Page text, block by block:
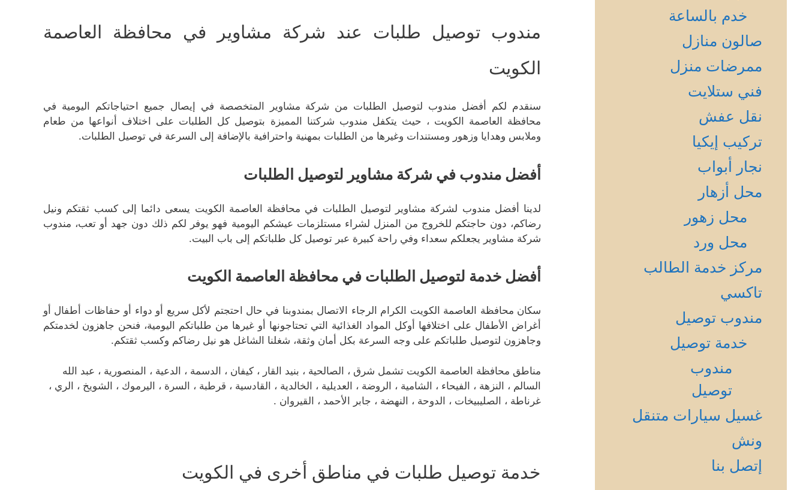
مندوب توصيل طلبات عند شركة مشاوير في محافظة العاصمة
الكويت
سنقدم لكم أفضل مندوب لتوصيل الطلبات من شركة مشاوير المتخصصة في إيصال جميع احتياجاتكم اليومية في
محافظة العاصمة الكويت ، حيث يتكفل مندوب شركتنا المميزة بتوصيل كل الطلبات على اختلاف أنواعها من طعام
وملابس وهدايا وزهور ومستندات وغيرها من الطلبات بمهنية واحترافية بالإضافة إلى السرعة في توصيل الطلبات.
أفضل مندوب في شركة مشاوير لتوصيل الطلبات
لدينا أفضل مندوب لشركة مشاوير لتوصيل الطلبات في محافظة العاصمة الكويت يسعى دائما إلى كسب ثقتكم ونيل
رضاكم، دون حاجتكم للخروج من المنزل لشراء مستلزمات عيشكم اليومية فهو يوفر لكم ذلك دون جهد أو تعب، مندوب
شركة مشاوير يجعلكم سعداء وفي راحة كبيرة عبر توصيل كل طلباتكم إلى باب البيت.
أفضل خدمة لتوصيل الطلبات في محافظة العاصمة الكويت
سكان محافظة العاصمة الكويت الكرام الرجاء الاتصال بمندوبنا في حال احتجتم لأكل سريع أو دواء أو حفاظات أطفال أو
أغراض الأطفال على اختلافها أوكل المواد الغذائية التي تحتاجونها أو غيرها من طلباتكم اليومية، فنحن جاهزون لخدمتكم
وجاهزون لتوصيل طلباتكم على وجه السرعة بكل أمان وثقة، شغلنا الشاغل هو نيل رضاكم وكسب ثقتكم.
مناطق محافظة العاصمة الكويت تشمل شرق ، الصالحية ، بنيد القار ، كيفان ، الدسمة ، الدعية ، المنصورية ، عبد الله
السالم ، النزهة ، الفيحاء ، الشامية ، الروضة ، العديلية ، الخالدية ، القادسية ، قرطبة ، السرة ، اليرموك ، الشويخ ، الري ،
غرناطة ، الصليبيخات ، الدوحة ، النهضة ، جابر الأحمد ، القيروان .
خدمة توصيل طلبات في مناطق أخرى في الكويت
خدم بالساعة
صالون منازل
ممرضات منزل
فني ستلايت
نقل عفش
تركيب إيكيا
نجار أبواب
محل أزهار
محل زهور
محل ورد
مركز خدمة الطالب
تاكسي
مندوب توصيل
خدمة توصيل
مندوب
توصيل
غسيل سيارات متنقل
ونش
إتصل بنا